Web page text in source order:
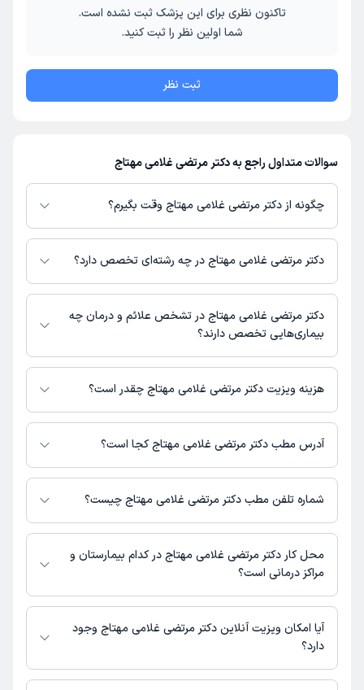
تاکنون نظری برای این پزشک ثبت نشده است.
شما اولین نظر را ثبت کنید.
ثبت نظر
سوالات متداول راجع به دکتر مرتضی غلامی مهتاج
چگونه از دکتر مرتضی غلامی مهتاج وقت بگیرم؟
در صورتی کهدکتر مرتضی غلامی مهتاجدارای پروفایل فعال و نوبت‌دهی باز در
پلتفرم دکترتو باشند، می‌توانید از طریق این پلتفرم برای دریافت نوبت اقدام کنید.
در صورت فعال بودن پروفایل پزشک در دکترتو، امکان مشاهده نوبت‌های آزاد،
آدرس مطب، شماره تماس، برنامه حضور در مطب، تصاویر پزشک، ساعات کاری و
سایر اطلاعات مرتبط با خدمات پزشکی و نوبت‌گیری ممکن است در پروفایل ایشان
در دکترتو در دسترس باشد
دکتر مرتضی غلامی مهتاج در چه رشته‌ای تخصص دارد؟
دکتر مرتضی غلامی مهتاج در رشته‌های زیر (پزشکی) تخصص دارند:
عمومی
دکتر مرتضی غلامی مهتاج در تشخص علائم و درمان چه
بیماری‌هایی تخصص دارند؟
دکتر مرتضی غلامی مهتاج در تشخیص علائم و درمان بیماری‌های مرتبط با عمومی
فعالیت می‌کنند.
هزینه ویزیت دکتر مرتضی غلامی مهتاج چقدر است؟
برای اطلاع از هزینه ویزیت دکتر مرتضی غلامی مهتاج، لازم است با مطب تماس
بگیرید.آدرس مطب دکتر مرتضی غلامی مهتاج کجا است؟
اطلاعات مربوط به آدرس مطب دکتر مرتضی غلامی مهتاج در حال حاضر در
دسترس نیست. برای دریافت اطلاعات دقیق‌تر، لطفاً با مطب تماس بگیرید.
شماره تلفن مطب دکتر مرتضی غلامی مهتاج چیست؟
شماره تماس مطب دکتر مرتضی غلامی مهتاج در حال حاضر در این صفحه ثبت
نشده است.
محل کار دکتر مرتضی غلامی مهتاج در کدام بیمارستان و
مراکز درمانی است؟
اطلاعاتی درباره محل فعالیت دکتر مرتضی غلامی مهتاج در مراکز درمانی در
دسترس نیست.
آیا امکان ویزیت آنلاین دکتر مرتضی غلامی مهتاج وجود
دارد؟
در حال حاضر اطلاعاتی درباره ارائه ویزیت آنلاین توسط دکتر مرتضی غلامی مهتاج